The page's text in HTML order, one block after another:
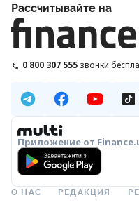
Рассчитывайте на
0 800 307 555 звонки
Приложение от
О НАС РЕДАКЦИЯ